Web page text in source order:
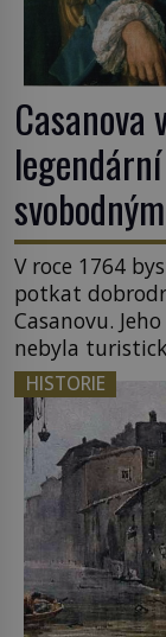
Casanova
V roce 1764
potkat
Casanovu.
nebyla
cestou se
sledoval, když
lotyšské
tamní
nováčkem,
HISTORIE